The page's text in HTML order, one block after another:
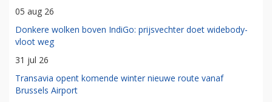
05 aug 26
Donkere wolken boven IndiGo: prijsvechter doet widebody-
vloot weg
31 jul 26
Transavia opent komende winter nieuwe route vanaf
Brussels Airport